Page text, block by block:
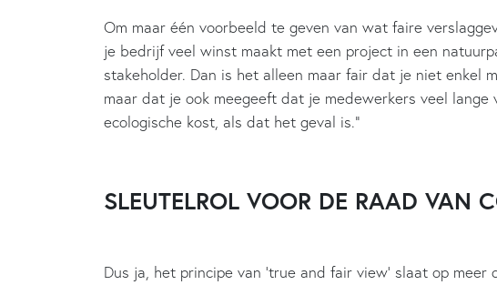
Om maar één voorbeeld te geven van wat faire
je bedrijf veel winst maakt met een project in een
stakeholder. Dan is het alleen maar fair dat je niet enkel
maar dat je ook meegeeft dat je medewerkers veel
ecologische kost, als dat het geval is.”
SLEUTELROL VOOR DE RAAD VAN
Dus ja, het principe van ‘true and fair view’ slaat op meer